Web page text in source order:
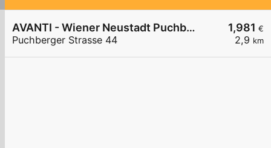
1,981 €
2,9 km
AVANTI - Wiener Neustadt Puchberger Straße 44
Puchberger Strasse 44